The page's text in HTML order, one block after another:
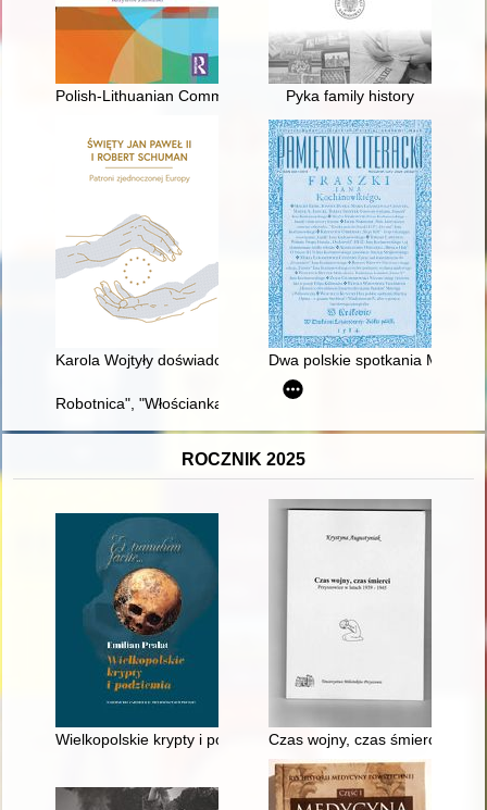
Polish-Lithuanian Commonwealth : history, memory, legacy
Pyka family history
Karola Wojtyły doświadczenie dialogu międzynarodowego i
Dwa polskie spotkania Martina
Robotnica", "Włościanka" i "Kobieta Sowiecka" : główne
ROCZNIK 2025
Wielkopolskie krypty i podziemiaCzas wojny, czas śmierci :